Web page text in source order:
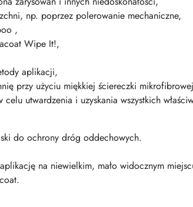
np. poprzez polerowanie mechaniczne,
,
Wipe It!,
aplikacji,
przy użyciu miękkiej ściereczki
utwardzenia i uzyskania wszystkich
do ochrony dróg oddechowych.
na niewielkim, mało widocznym